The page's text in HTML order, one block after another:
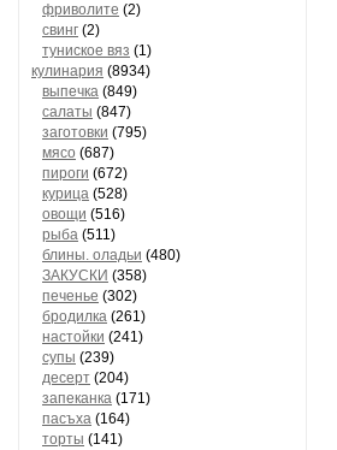
фриволите (2)
свинг (2)
туниское вяз (1)
кулинария (8934)
выпечка (849)
салаты (847)
заготовки (795)
мясо (687)
пироги (672)
курица (528)
овощи (516)
рыба (511)
блины. оладьи (480)
ЗАКУСКИ (358)
печенье (302)
бродилка (261)
настойки (241)
супы (239)
десерт (204)
запеканка (171)
пасъха (164)
торты (141)